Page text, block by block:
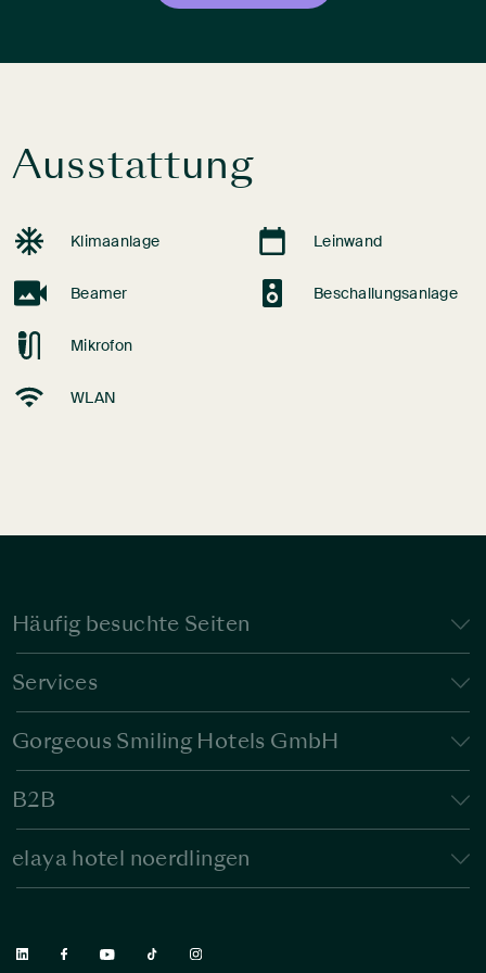
Ausstattung
Klimaanlage
Beamer
Leinwand
Beschallungsanlage
Mikrofon
WLAN
Häufig besuchte Seiten
Services
Gorgeous Smiling Hotels GmbH
B2B
elaya hotel noerdlingen